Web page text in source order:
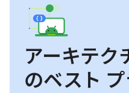
アーキテク
のベスト